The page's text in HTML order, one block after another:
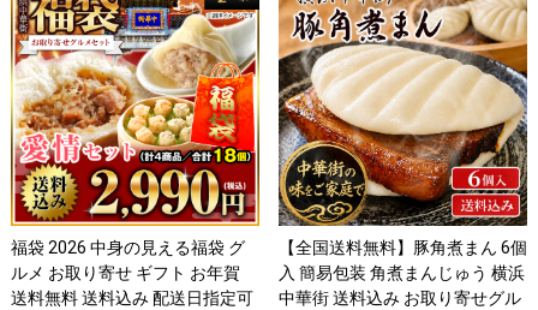
福袋 2026 中身の見える福袋 グ
ルメ お取り寄せ ギフト お年賀
送料無料 送料込み 配送日指定可
【全国送料無料】豚角煮まん 6個
入 簡易包装 角煮まんじゅう 横浜
中華街 送料込み お取り寄せグル